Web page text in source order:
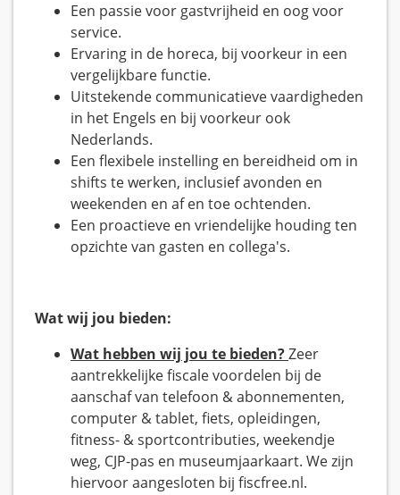
Een passie voor gastvrijheid en oog voor
service.
Ervaring in de horeca, bij voorkeur in een
vergelijkbare functie.
Uitstekende communicatieve vaardigheden
in het Engels en bij voorkeur ook
Nederlands.
Een flexibele instelling en bereidheid om in
shifts te werken, inclusief avonden en
weekenden en af en toe ochtenden.
Een proactieve en vriendelijke houding ten
opzichte van gasten en collega's.
Wat wij jou bieden:
Wat hebben wij jou te bieden?Zeer
aantrekkelijke fiscale voordelen bij de
aanschaf van telefoon & abonnementen,
computer & tablet, fiets, opleidingen,
fitness- & sportcontributies, weekendje
weg, CJP-pas en museumjaarkaart. We zijn
hiervoor aangesloten bij fiscfree.nl.